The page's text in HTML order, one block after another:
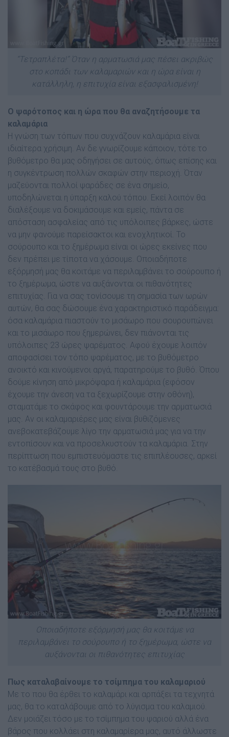
“Τετραπλέτα!” Όταν η αρματωσιά μας πέσει ακριβώς
στο κοπάδι των καλαμαριών και η ώρα είναι η
κατάλληλη, η επιτυχία είναι εξασφαλισμένη!
Ο ψαρότοπος και η ώρα που θα αναζητήσουμε τα
καλαμάρια
Η γνώση των τόπων που συχνάζουν καλαμάρια είναι
ιδιαίτερα χρήσιμη. Αν δε γνωρίζουμε κάποιον, τότε το
βυθόμετρο θα μας οδηγήσει σε αυτούς, όπως επίσης και
η συγκέντρωση πολλών σκαφών στην περιοχή. Όταν
μαζεύονται πολλοί ψαράδες σε ένα σημείο,
υποδηλώνεται η ύπαρξη καλού τόπου. Εκεί λοιπόν θα
διαλέξουμε να δοκιμάσουμε και εμείς, πάντα σε
απόσταση ασφαλείας από τις υπόλοιπες βάρκες, ώστε
να μην φανούμε παρείσακτοι και ενοχλητικοί. Το
σούρουπο και το ξημέρωμα είναι οι ώρες εκείνες που
δεν πρέπει με τίποτα να χάσουμε. Οποιαδήποτε
εξόρμησή μας θα κοιτάμε να περιλαμβάνει το σούρουπο ή
το ξημέρωμα, ώστε να αυξάνονται οι πιθανότητες
επιτυχίας. Για να σας τονίσουμε τη σημασία των ωρών
αυτών, θα σας δώσουμε ένα χαρακτηριστικό παράδειγμα:
όσα καλαμάρια πιαστούν το μισάωρο που σουρουπώνει
και το μισάωρο που ξημερώνει, δεν πιάνονται τις
υπόλοιπες 23 ώρες ψαρέματος. Αφού έχουμε λοιπόν
αποφασίσει τον τόπο ψαρέματος, με το βυθόμετρο
ανοικτό και κινούμενοι αργά, παρατηρούμε το βυθό. Όπου
δούμε κίνηση από μικρόψαρα ή καλαμάρια (εφόσον
έχουμε την άνεση να τα ξεχωρίζουμε στην οθόνη),
σταματάμε το σκάφος και φουντάρουμε την αρματωσιά
μας. Αν οι καλαμαριέρες μας είναι βυθιζόμενες
ανεβοκατεβάζουμε λίγο την αρματωσιά μας για να την
εντοπίσουν και να προσελκυστούν τα καλαμάρια. Στην
περίπτωση που εμπιστευόμαστε τις επιπλέουσες, αρκεί
το κατέβασμά τους στο βυθό.
Οποιαδήποτε εξόρμησή μας θα κοιτάμε να
περιλαμβάνει το σούρουπο ή το ξημέρωμα, ώστε να
αυξάνονται οι πιθανότητες επιτυχίας
Πως καταλαβαίνουμε το τσίμπημα του καλαμαριού
Με το που θα έρθει το καλαμάρι και αρπάξει τα τεχνητά
μας, θα το καταλάβουμε από το λύγισμα του καλαμιού.
Δεν μοιάζει τόσο με το τσίμπημα του ψαριού αλλά ένα
βάρος που κολλάει στη καλαμαρίερα μας, αυτό άλλωστε